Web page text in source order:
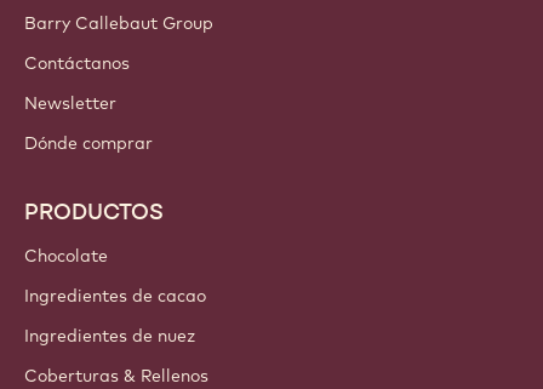
Barry Callebaut Group
Contáctanos
Newsletter
Dónde comprar
PRODUCTOS
Chocolate
Ingredientes de cacao
Ingredientes de nuez
Coberturas & Rellenos